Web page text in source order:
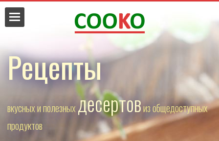
Рецепты
вкусных и полезныхдесертовиз общедоступных
продуктов